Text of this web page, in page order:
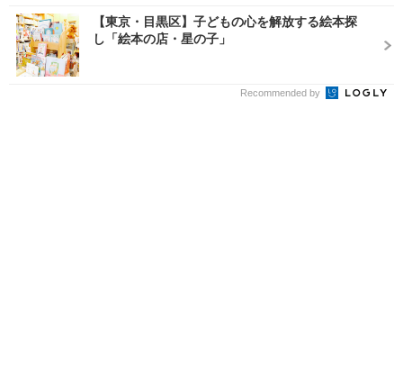
【東京・目黒区】子どもの心を解放する絵本探
し「絵本の店・星の子」
Recommended by